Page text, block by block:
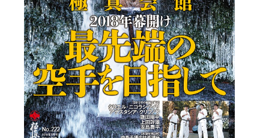
試合規則
入門のご案内
青少年部・保護者の方へ
一般の部・壮年部の方
会員制度